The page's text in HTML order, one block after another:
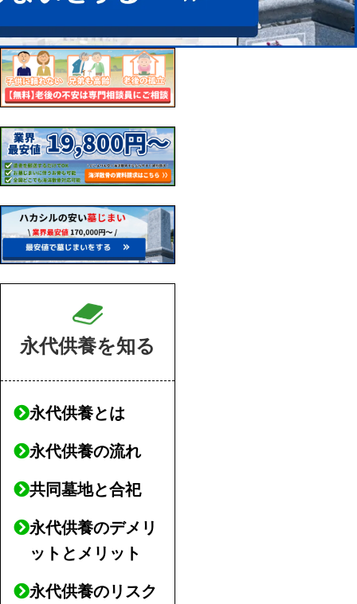
永代供養を知る
永代供養とは
永代供養の流れ
共同墓地と合祀
永代供養のデメリ
ットとメリット
永代供養のリスク